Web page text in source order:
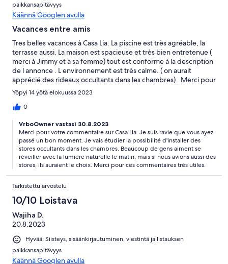
paikkansapitävyys
Käännä Googlen avulla
Vacances entre amis
Tres belles vacances à Casa Lia. La piscine est très agréable, la
terrasse aussi. La maison est spacieuse et très bien entretenue (
merci à Jimmy et à sa femme) tout est conforme à la description
de l annonce . L environnement est très calme. ( on aurait
apprécié des rideaux occultants dans les chambres) . Merci pour
tout.
Yöpyi 14 yötä elokuussa 2023
0
VrboOwner vastasi 30.8.2023
Merci pour votre commentaire sur Casa Lia. Je suis ravie que vous ayez
passé un bon moment. Je vais étudier la possibilité d'installer des
stores occultants dans les chambres. Beaucoup de gens aiment se
réveiller avec la lumière naturelle le matin, mais si nous avions aussi des
stores, ils auraient le choix. Merci pour ces commentaires très utiles.
Tarkistettu arvostelu
10/10 Loistava
Wajiha D.
20.8.2023
Hyvää: Siisteys, sisäänkirjautuminen, viestintä ja listauksen
paikkansapitävyys
Käännä Googlen avulla